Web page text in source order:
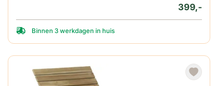
399,-
Binnen 3 werkdagen in huis